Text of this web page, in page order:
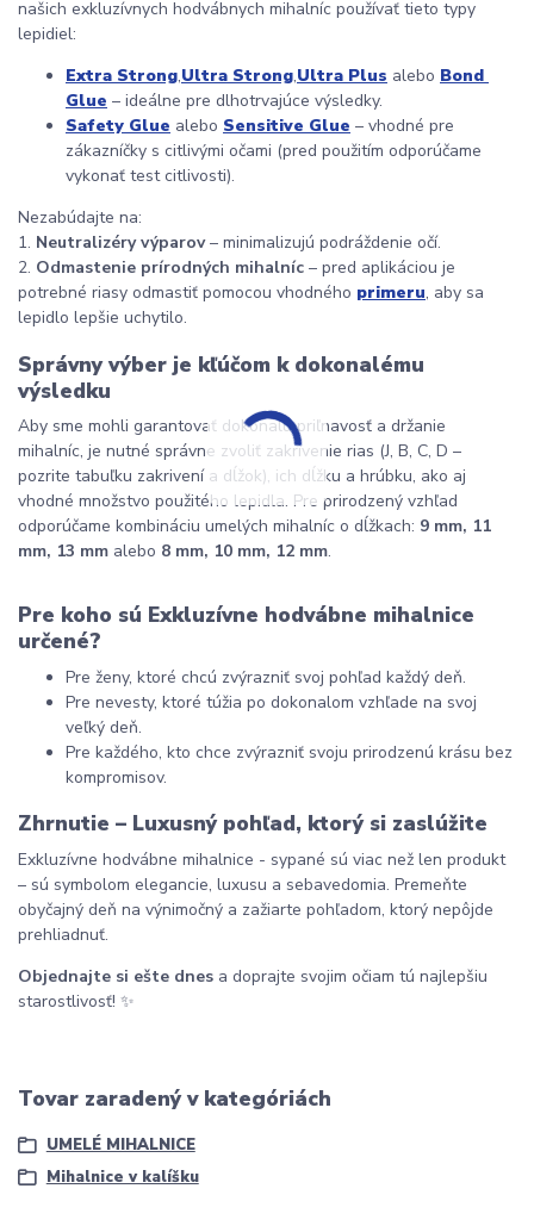
našich exkluzívnych hodvábnych mihalníc používať tieto typy
lepidiel:
Extra Strong,Ultra Strong,Ultra Plus alebo Bond
Glue – ideálne pre dlhotrvajúce výsledky.
Safety Glue alebo Sensitive Glue – vhodné pre
zákazníčky s citlivými očami (pred použitím odporúčame
vykonať test citlivosti).
Nezabúdajte na:
1. Neutralizéry výparov – minimalizujú podráždenie očí.
2. Odmastenie prírodných mihalníc – pred aplikáciou je
potrebné riasy odmastiť pomocou vhodného primeru, aby sa
lepidlo lepšie uchytilo.
Správny výber je kľúčom k dokonalému
výsledku
Aby sme mohli garantovať dokonalú priľnavosť a držanie
mihalníc, je nutné správne zvoliť zakrivenie rias (J, B, C, D –
pozrite tabuľku zakrivení a dĺžok), ich dĺžku a hrúbku, ako aj
vhodné množstvo použitého lepidla. Pre prirodzený vzhľad
odporúčame kombináciu umelých mihalníc o dĺžkach: 9 mm, 11
mm, 13 mm alebo 8 mm, 10 mm, 12 mm.
Pre koho sú Exkluzívne hodvábne mihalnice
určené?
Pre ženy, ktoré chcú zvýrazniť svoj pohľad každý deň.
Pre nevesty, ktoré túžia po dokonalom vzhľade na svoj
veľký deň.
Pre každého, kto chce zvýrazniť svoju prirodzenú krásu bez
kompromisov.
Zhrnutie – Luxusný pohľad, ktorý si zaslúžite
Exkluzívne hodvábne mihalnice - sypané sú viac než len produkt
– sú symbolom elegancie, luxusu a sebavedomia. Premeňte
obyčajný deň na výnimočný a zažiarte pohľadom, ktorý nepôjde
prehliadnuť.
Objednajte si ešte dnes a doprajte svojim očiam tú najlepšiu
starostlivosť! ✨
Tovar zaradený v kategóriách
UMELÉ MIHALNICE
Mihalnice v kalíšku